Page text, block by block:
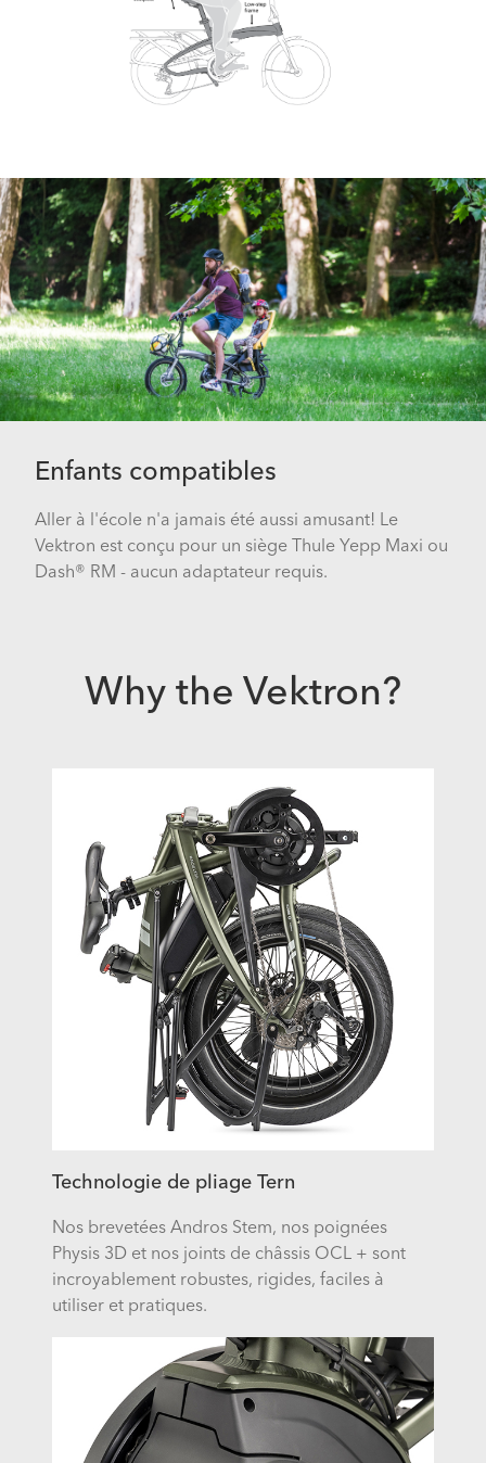
Enfants compatibles
Aller à l'école n'a jamais été aussi amusant! Le
Vektron est conçu pour un siège Thule Yepp Maxi ou
Dash® RM - aucun adaptateur requis.
Why the Vektron?
Technologie de pliage Tern
Nos brevetées Andros Stem, nos poignées
Physis 3D et nos joints de châssis OCL + sont
incroyablement robustes, rigides, faciles à
utiliser et pratiques.